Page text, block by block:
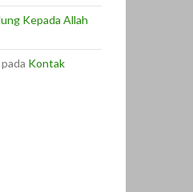
Kepada Allah
pada Kontak